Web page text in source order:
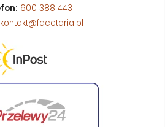
600 388 443
kontakt@facetaria.pl